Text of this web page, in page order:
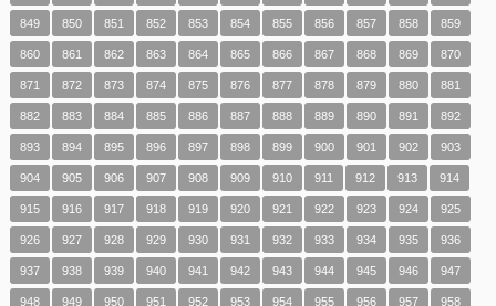
849 850 851 852 853 854 855 856 857 858 859
860 861 862 863 864 865 866 867 868 869 870
871 872 873 874 875 876 877 878 879 880 881
882 883 884 885 886 887 888 889 890 891 892
893 894 895 896 897 898 899 900 901 902 903
904 905 906 907 908 909 910 911 912 913 914
915 916 917 918 919 920 921 922 923 924 925
926 927 928 929 930 931 932 933 934 935 936
937 938 939 940 941 942 943 944 945 946 947
948 949 950 951 952 953 954 955 956 957 958